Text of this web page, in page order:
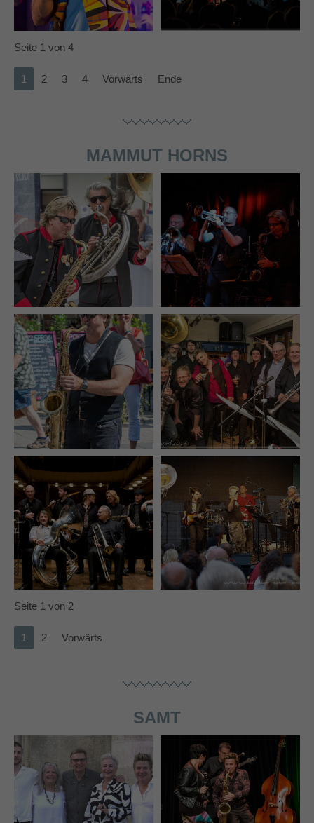
info@yourdomain.com
About us
Lorem ipsum dolor sit amet, consectetuer
adipiscing elit.
Cum sociis natoque penatibus et magnis dis parturient
Seite 1 von 4
1 2 3 4 Vorwärts Ende
MAMMUT HORNS
Seite 1 von 2
1 2 Vorwärts
SAMT